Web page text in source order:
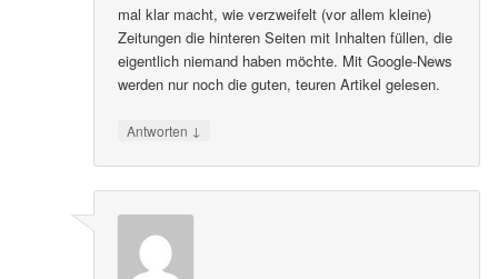
mal klar macht, wie verzweifelt (vor allem kleine)
Zeitungen die hinteren Seiten mit Inhalten füllen, die
eigentlich niemand haben möchte. Mit Google-News
werden nur noch die guten, teuren Artikel gelesen.
Antworten ↓